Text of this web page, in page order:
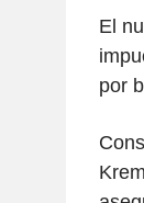
El
por